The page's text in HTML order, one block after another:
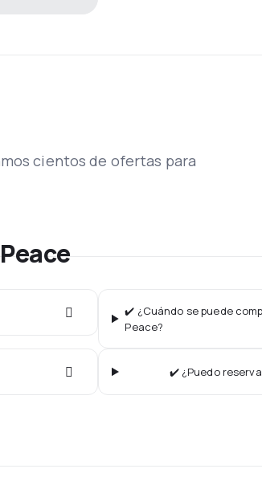
cientos de ofertas para
✔️ ¿Cuándo se puede
Peace?
✔️ ¿Puedo